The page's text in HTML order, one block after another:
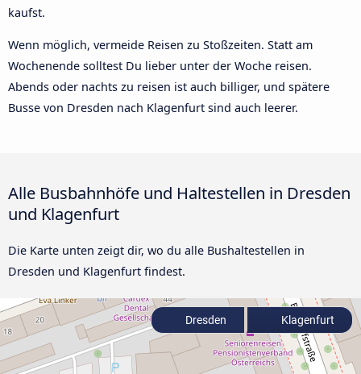
kaufst.
Wenn möglich, vermeide Reisen zu Stoßzeiten. Statt am
Wochenende solltest Du lieber unter der Woche reisen.
Abends oder nachts zu reisen ist auch billiger, und spätere
Busse von Dresden nach Klagenfurt sind auch leerer.
Alle Busbahnhöfe und Haltestellen in Dresden
und Klagenfurt
Die Karte unten zeigt dir, wo du alle Bushaltestellen in
Dresden und Klagenfurt findest.
Dresden Klagenfurt